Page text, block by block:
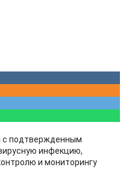
с подтвержденным
инфекцию,
и мониторингу